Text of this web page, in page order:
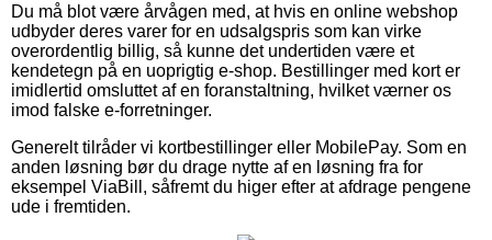
Du må blot være årvågen med, at hvis en online webshop
udbyder deres varer for en udsalgspris som kan virke
overordentlig billig, så kunne det undertiden være et
kendetegn på en uoprigtig e-shop. Bestillinger med kort er
imidlertid omsluttet af en foranstaltning, hvilket værner os
imod falske e-forretninger.
Generelt tilråder vi kortbestillinger eller MobilePay. Som en
anden løsning bør du drage nytte af en løsning fra for
eksempel ViaBill, såfremt du higer efter at afdrage pengene
ude i fremtiden.